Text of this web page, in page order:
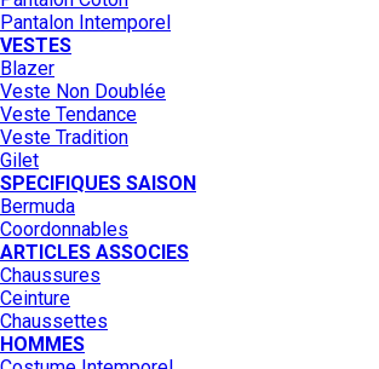
Pantalon Intemporel
VESTES
Blazer
Veste Non Doublée
Veste Tendance
Veste Tradition
Gilet
SPECIFIQUES SAISON
Bermuda
Coordonnables
ARTICLES ASSOCIES
Chaussures
Ceinture
Chaussettes
HOMMES